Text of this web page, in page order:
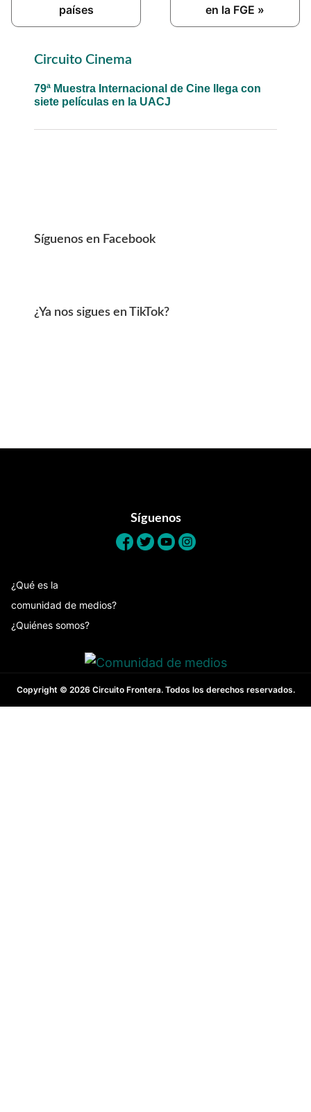
países
en la FGE »
Primary
Circuito Cinema
79ª Muestra Internacional de Cine llega con
siete películas en la UACJ
Síguenos en Facebook
¿Ya nos sigues en TikTok?
Síguenos
¿Qué es la
comunidad de medios?
¿Quiénes somos?
Copyright © 2026 Circuito Frontera. Todos los derechos reservados.